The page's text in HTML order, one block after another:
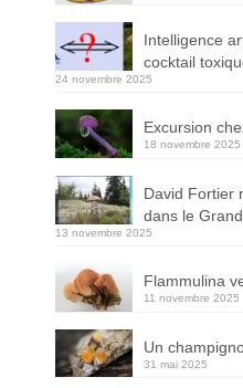
Intelligence
cocktail
24 novembre 2025
Excursion
18 novembre 2025
David Fortier
dans le
13 novembre 2025
Flammulina
11 novembre 2025
Un
31 mai 2025